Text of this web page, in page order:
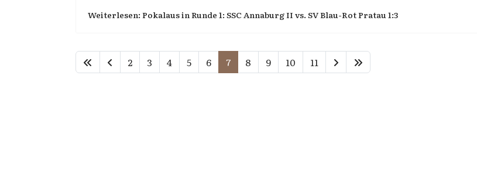
Weiterlesen: Pokalaus in Runde 1: SSC Annaburg II vs. SV Blau-Rot Pratau 1:3
2 3 4 5 6 7 8 9 10 11